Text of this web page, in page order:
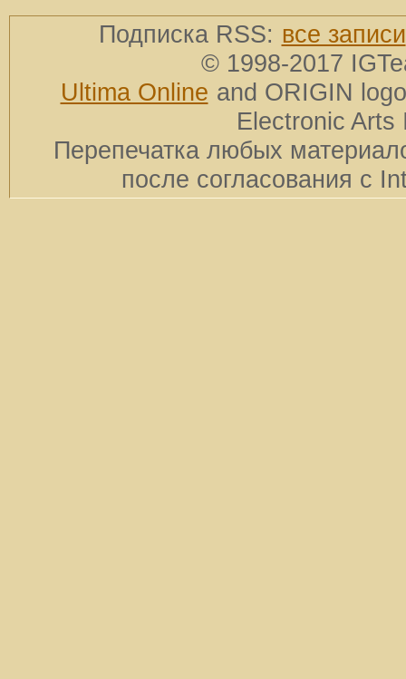
Подписка RSS: все записи
© 1998-2017
Ultima Online and ORIGIN
Electronic Arts
Перепечатка любых
после согласования с